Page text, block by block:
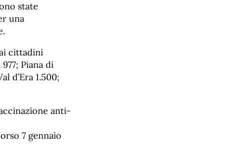
state
una
cittadini
Piana di
d’Era 1.500;
anti-
7 gennaio